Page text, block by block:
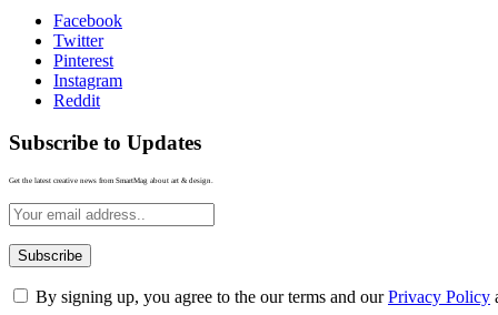
Facebook
Twitter
Pinterest
Instagram
Reddit
Subscribe to Updates
Get the latest creative news from SmartMag about art & design.
By signing up, you agree to the our terms and ourPrivacy Policy